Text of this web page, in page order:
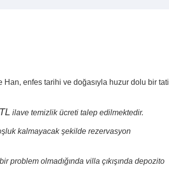
Han, enfes tarihi ve doğasıyla huzur dolu bir tatil
TL ilave temizlik ücreti talep edilmektedir.
kalmayacak şekilde rezervasyon
problem olmadığında villa çıkışında depozito